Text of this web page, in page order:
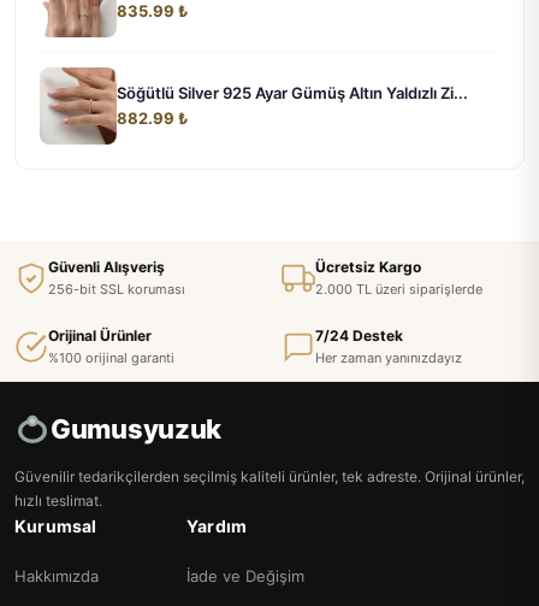
835.99 ₺
Söğütlü Silver 925 Ayar Gümüş Altın Yaldızlı Zi...
882.99 ₺
Güvenli Alışveriş
256-bit SSL koruması
Ücretsiz Kargo
2.000 TL üzeri siparişlerde
Orijinal Ürünler
%100 orijinal garanti
7/24 Destek
Her zaman yanınızdayız
Gumusyuzuk
Güvenilir tedarikçilerden seçilmiş kaliteli ürünler, tek adreste. Orijinal ürünler,
hızlı teslimat.
Kurumsal
Hakkımızda
Yardım
İade ve Değişim